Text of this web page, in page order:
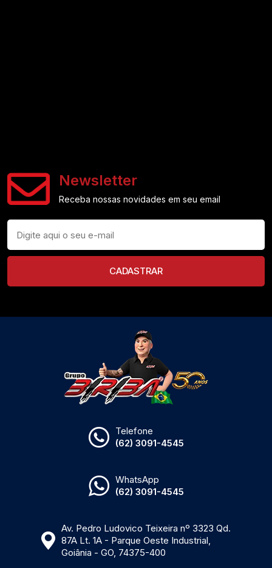
Newsletter
Receba nossas novidades em seu email
CADASTRAR
Telefone
(62) 3091-4545
WhatsApp
(62) 3091-4545
Av. Pedro Ludovico Teixeira nº 3323 Qd.
87A Lt. 1A - Parque Oeste Industrial,
Goiânia - GO, 74375-400